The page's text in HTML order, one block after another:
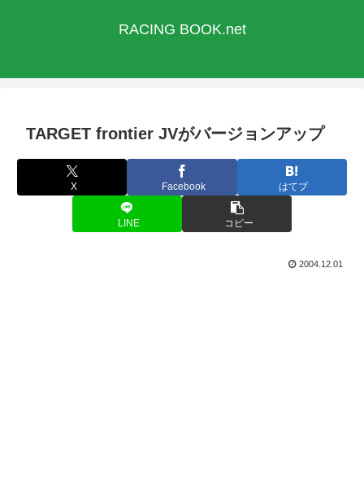
RACING BOOK.net
TARGET frontier JVがバージョンアップ
X Facebook はてブ
LINE コピー
2004.12.01